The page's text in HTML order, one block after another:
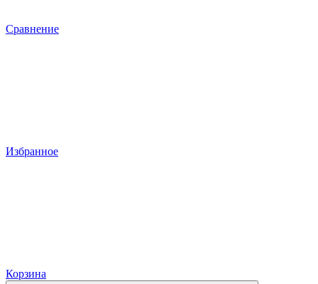
Сравнение
Избранное
Корзина